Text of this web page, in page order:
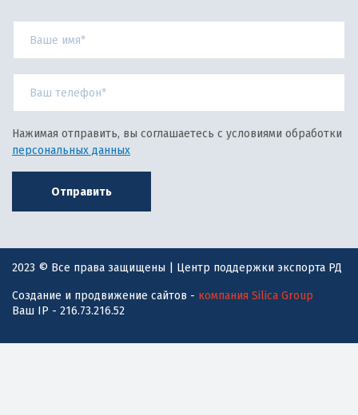
Нажимая отправить, вы соглашаетесь с условиями обработки
персональных данных
Отправить
2023 © Все права защищены | Центр поддержки экспорта РД
Создание и продвижение сайтов - компания Silica Group
Ваш IP - 216.73.216.52